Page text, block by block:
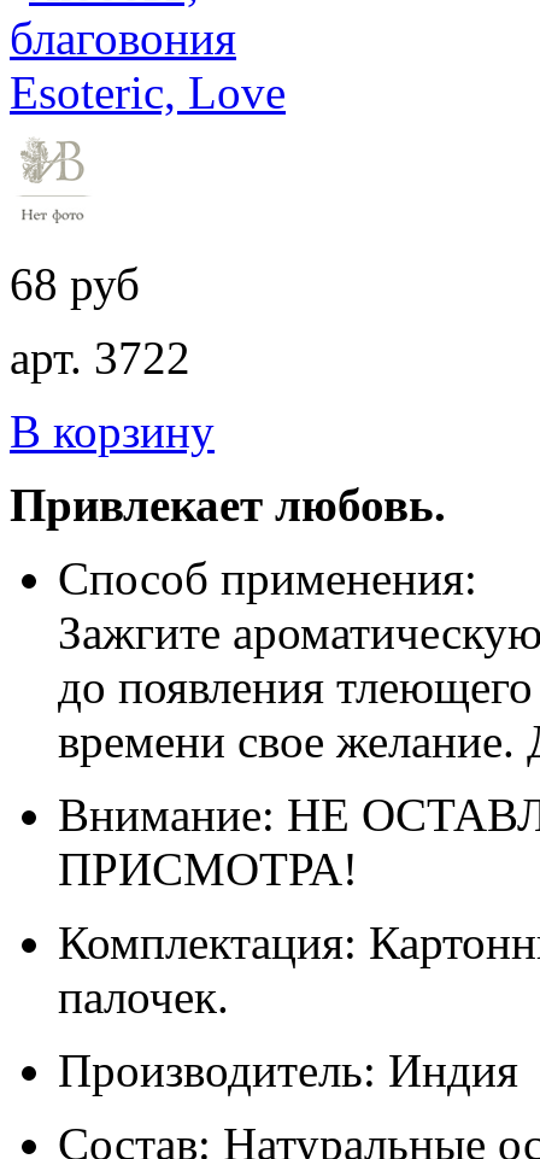
68 руб
арт. 3722
В корзину
Привлекает любовь.
Способ применения:
Зажгите
до появления
времени свое желание.
Внимание: НЕ
ПРИСМОТРА!
Комплектация:
палочек.
Производитель: Индия
Состав: Натуральные